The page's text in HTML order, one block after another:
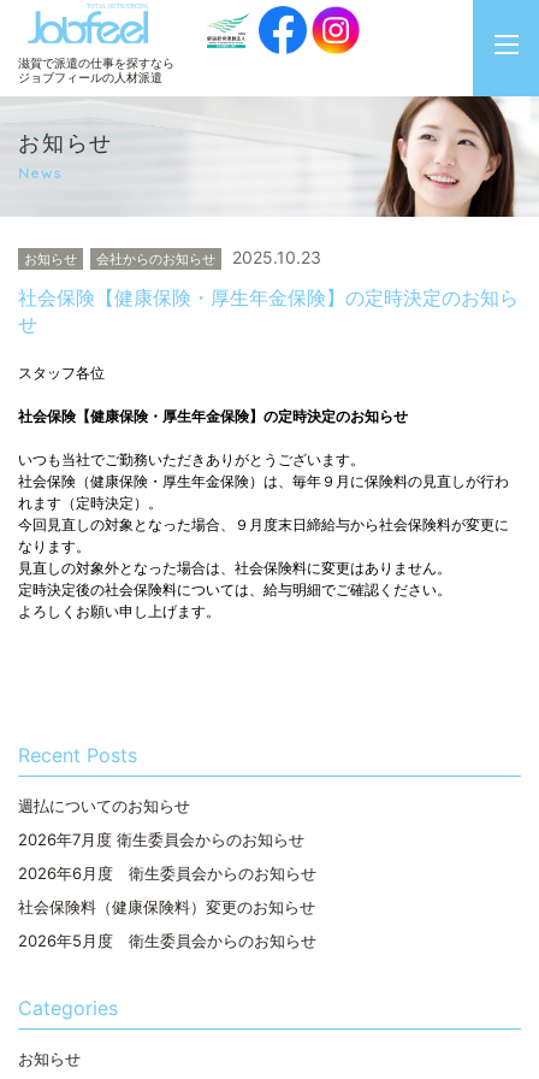
JobFeel
滋賀で派遣の仕事を探すなら
ジョブフィールの人材派遣
お知らせ
News
お知らせ 会社からのお知らせ 2025.10.23
社会保険【健康保険・厚生年金保険】の定時決定のお知ら
せ
スタッフ各位
社会保険【健康保険・厚生年金保険】の定時決定のお知らせ
いつも当社でご勤務いただきありがとうございます。
社会保険（健康保険・厚生年金保険）は、毎年９月に保険料の見直しが行わ
れます（定時決定）。
今回見直しの対象となった場合、９月度末日締給与から社会保険料が変更に
なります。
見直しの対象外となった場合は、社会保険料に変更はありません。
定時決定後の社会保険料については、給与明細でご確認ください。
よろしくお願い申し上げます。
Recent Posts
週払についてのお知らせ
2026年7月度 衛生委員会からのお知らせ
2026年6月度 衛生委員会からのお知らせ
社会保険料（健康保険料）変更のお知らせ
2026年5月度 衛生委員会からのお知らせ
Categories
お知らせ